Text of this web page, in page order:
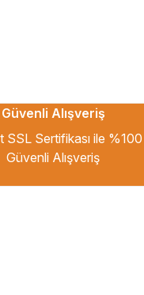
Güvenli Alışveriş
SSL Sertifikası ile %100
Güvenli Alışveriş